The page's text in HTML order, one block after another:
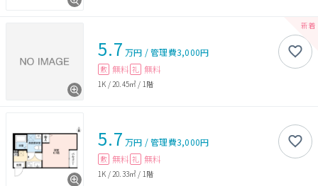
5.7 万円 /管理費3,000円
敷 無料 礼 無料
1K / 20.45㎡ / 1階
5.7 万円 /管理費3,000円
敷 無料 礼 無料
1K / 20.33㎡ / 1階